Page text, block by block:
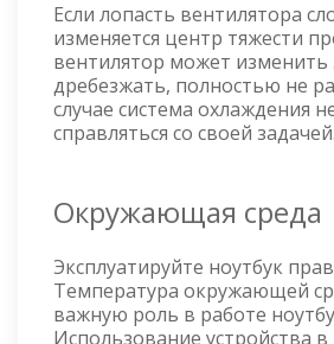
Если лопасть вентилятора
изменяется центр тяжести
вентилятор может изменить
дребезжать, полностью не
случае система охлаждения
справляться со своей задачей.
Окружающая среда
Эксплуатируйте ноутбук
Температура окружающей
важную роль в работе
Использование устройства